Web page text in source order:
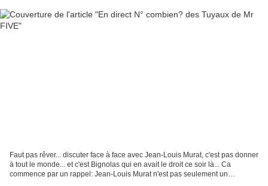
Faut pas rêver... discuter face à face avec Jean-Louis Murat, c'est pas donner
à tout le monde... et c'est Bignolas qui en avait le droit ce soir là... Ca
commence par un rappel: Jean-Louis Murat n'est pas seulement un